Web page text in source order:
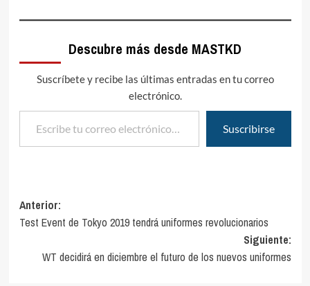
Descubre más desde MASTKD
Suscríbete y recibe las últimas entradas en tu correo
electrónico.
Escribe tu correo electrónico…
Suscribirse
Navegación
de
entradas
Anterior:
Test Event de Tokyo 2019 tendrá uniformes revolucionarios
Siguiente:
WT decidirá en diciembre el futuro de los nuevos uniformes